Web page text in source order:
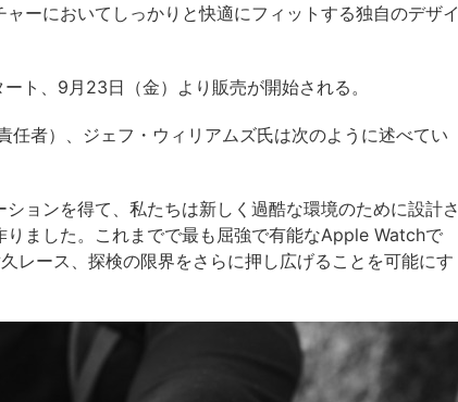
ーにおいてしっかりと快適にフィットする独自のデザイ
ト、9月23日（金）より販売が開始される。
者）、ジェフ・ウィリアムズ氏は次のように述べてい
ョンを得て、私たちは新しく過酷な環境のために設計さ
ました。これまでで最も屈強で有能なApple Watchで
ース、探検の限界をさらに押し広げることを可能にす